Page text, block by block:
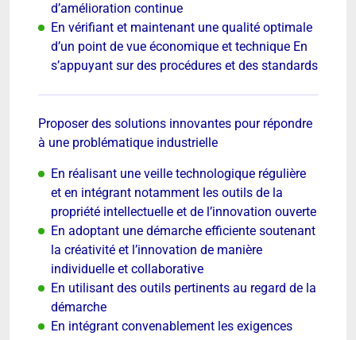
d’amélioration continue
En vérifiant et maintenant une qualité optimale
d’un point de vue économique et technique En
s’appuyant sur des procédures et des standards
Proposer des solutions innovantes pour répondre
à une problématique industrielle
En réalisant une veille technologique régulière
et en intégrant notamment les outils de la
propriété intellectuelle et de l’innovation ouverte
En adoptant une démarche efficiente soutenant
la créativité et l’innovation de manière
individuelle et collaborative
En utilisant des outils pertinents au regard de la
démarche
En intégrant convenablement les exigences